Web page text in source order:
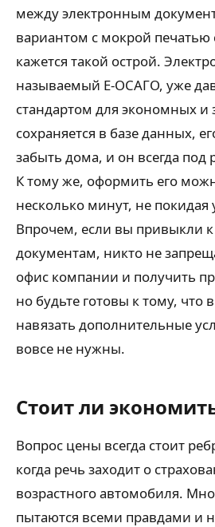
между электронным
вариантом с мокрой печатью
кажется такой острой.
называемый Е-ОСАГО, уже
стандартом для экономных
сохраняется в базе данных,
забыть дома, и он всегда под
К тому же, оформить его
несколько минут, не покидая
Впрочем, если вы привыкли
документам, никто не
офис компании и получить
но будьте готовы к тому, что
навязать дополнительные
вовсе не нужны.
Стоит ли
Вопрос цены всегда стоит
когда речь заходит о
возрастного автомобиля.
пытаются всеми правдами и